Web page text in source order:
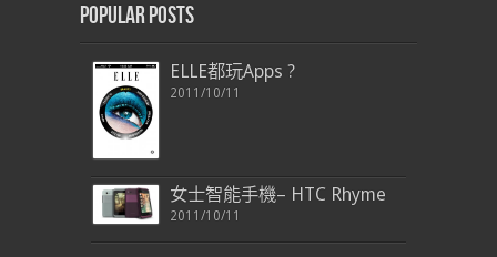
Popular Posts
ELLE都玩Apps ?
2011/10/11
女士智能手機– HTC Rhyme
2011/10/11